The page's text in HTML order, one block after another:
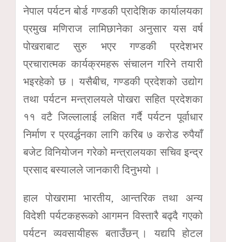
नेपाल पर्यटन बोर्ड गण्डकी प्रादेशिक कार्यालयका
प्रमुख मणिराज लामिछानेका अनुसार यस वर्ष
पोखराबाट सुरु भएर गण्डकी प्रदेशभर
प्रचारात्मक कार्यक्रमहरू संचालन गरिने तयारी
भइरहेको छ । यसैबीच, गण्डकी प्रदेशको उद्योग
तथा पर्यटन मन्त्रालयले पोखरा सहित प्रदेशका
११ वटै जिल्लालाई लक्षित गर्दै पर्यटन पूर्वाधार
निर्माण र प्रवर्द्धनका लागि करिब ७ करोड रुपैयाँ
बजेट विनियोजन गरेको मन्त्रालयका सचिव इन्द्र
प्रसाद बस्यालले जानकारी दिनुभयो ।
हाल पोखरामा भारतीय, आन्तरिक तथा अन्य
विदेशी पर्यटकहरूको आगमन विस्तारै बढ्दै गएको
पर्यटन व्यवसायीहरू बताउँछन् । यद्यपि होटल